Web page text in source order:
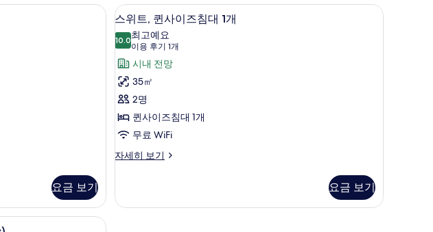
침실, 고급 침구, 오리/거위털 이불, 방음 설비
요금 보기
스
위
트,
퀸
사
이
즈
침
대
사
5 개의 침실, 고급 침구, 오리/거위털 이불, 방음
6
스위트, 퀸사이즈침대 1개
10.010.0점 만점 중 10점
최고예요
이용 후기 1개
(이
용
후
기
1
개)
시내 전망
35㎡
2명
퀸사이즈침대 1개
무료 WiFi
자세히 보기
스
사
요금 보기
침실, 고급 침구, 오리/거위털 이불, 방음 설비